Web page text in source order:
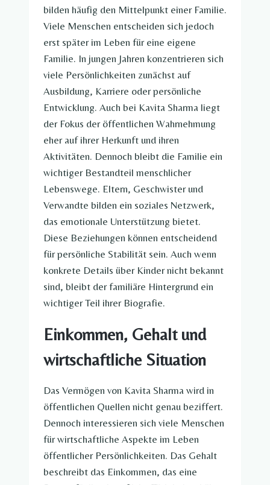
bilden häufig den Mittelpunkt einer Familie.
Viele Menschen entscheiden sich jedoch
erst später im Leben für eine eigene
Familie. In jungen Jahren konzentrieren sich
viele Persönlichkeiten zunächst auf
Ausbildung, Karriere oder persönliche
Entwicklung. Auch bei Kavita Sharma liegt
der Fokus der öffentlichen Wahrnehmung
eher auf ihrer Herkunft und ihren
Aktivitäten. Dennoch bleibt die Familie ein
wichtiger Bestandteil menschlicher
Lebenswege. Eltern, Geschwister und
Verwandte bilden ein soziales Netzwerk,
das emotionale Unterstützung bietet.
Diese Beziehungen können entscheidend
für persönliche Stabilität sein. Auch wenn
konkrete Details über Kinder nicht bekannt
sind, bleibt der familiäre Hintergrund ein
wichtiger Teil ihrer Biografie.
Einkommen, Gehalt und
wirtschaftliche Situation
Das Vermögen von Kavita Sharma wird in
öffentlichen Quellen nicht genau beziffert.
Dennoch interessieren sich viele Menschen
für wirtschaftliche Aspekte im Leben
öffentlicher Persönlichkeiten. Das Gehalt
beschreibt das Einkommen, das eine